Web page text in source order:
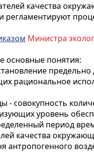
качества
регламентируют
Министра
основные понятия:
рациональное
совокупность
уровень
период
качества
антропогенного